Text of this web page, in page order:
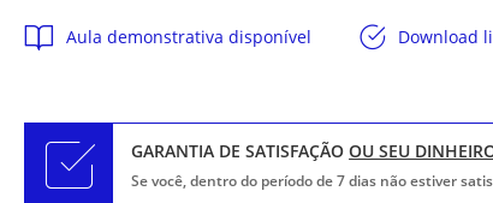
Aula demonstrativa disponível Download
GARANTIA DE SATISFAÇÃOOU SEU
Se você, dentro do período de 7 dias não estiver